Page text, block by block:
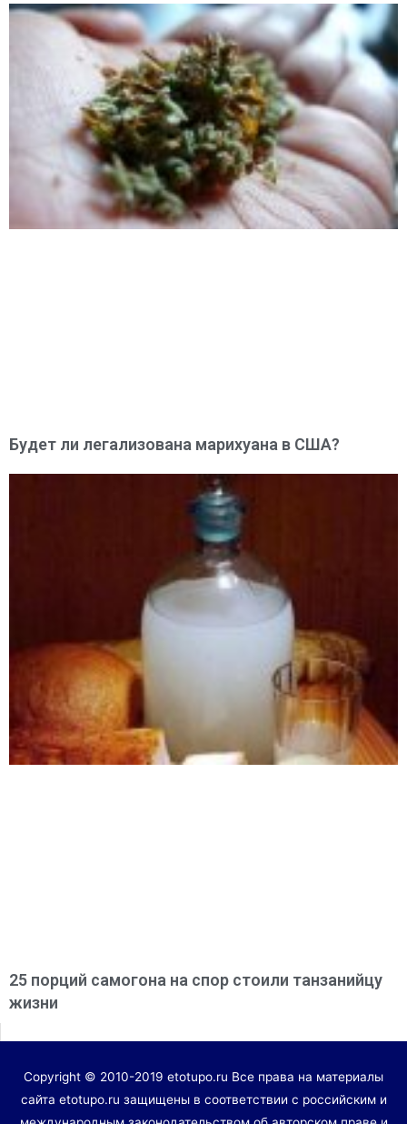
Будет ли легализована марихуана в США?
25 порций самогона на спор стоили танзанийцу
жизни
Copyright © 2010-2019 etotupo.ru Все права на материалы
сайта etotupo.ru защищены в соответствии с российским и